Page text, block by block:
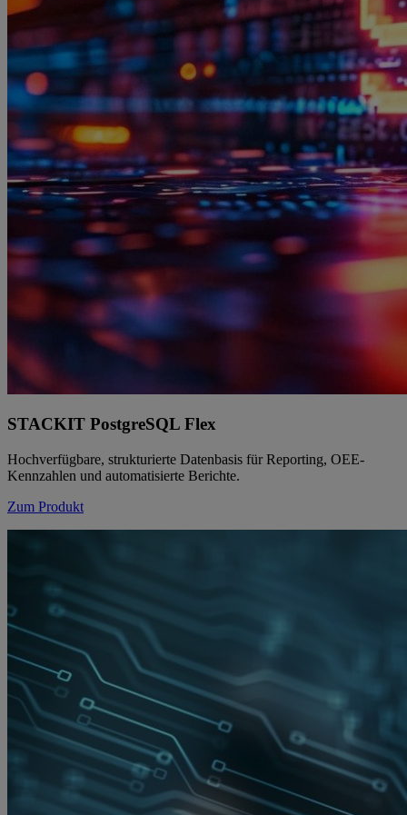
STACKIT PostgreSQL Flex
Hochverfügbare, strukturierte Datenbasis für Reporting, OEE-
Kennzahlen und automatisierte Berichte.
Zum Produkt